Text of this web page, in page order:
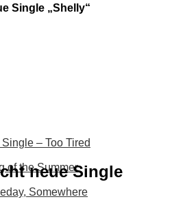
Single „Shelly“
– Too Tired
of the Summer
Somewhere
neue Single